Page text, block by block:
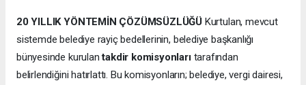
20 YILLIK YÖNTEMİN ÇÖZÜMSÜZLÜĞÜ Kurtulan, mevcut
sistemde belediye rayiç bedellerinin, belediye başkanlığı
bünyesinde kurulantakdir komisyonlarıtarafından
belirlendiğini hatırlattı. Bu komisyonların; belediye, vergi dairesi,